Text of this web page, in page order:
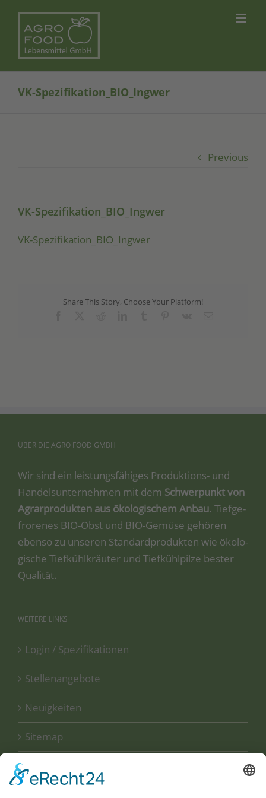
content
VK-Spezifikation_BIO_Ingwer
Previous
VK-Spezifikation_BIO_Ingwer
VK-Spe­zi­fi­ka­ti­on_­BIO­_Ing­wer
Share This Story, Choose Your Platform!
ÜBER DIE AGRO FOOD GMBH
Wir sind ein leis­tungs­fä­hi­ges Pro­duk­ti­ons- und
Han­dels­un­ter­neh­men mit dem Schwer­punkt von
Agrar­pro­duk­ten aus öko­lo­gi­schem Anbau. Tief­ge­
fro­re­nes BIO-Obst und BIO-Gemü­se gehö­ren
eben­so zu unse­ren Stan­dard­pro­duk­ten wie öko­lo­
gi­sche Tief­kühl­kräu­ter und Tief­kühl­pil­ze bes­ter
Qualität.
WEITERE LINKS
Login / Spezifikationen
Stellenangebote
Neuigkeiten
Sitemap
Disclaimer